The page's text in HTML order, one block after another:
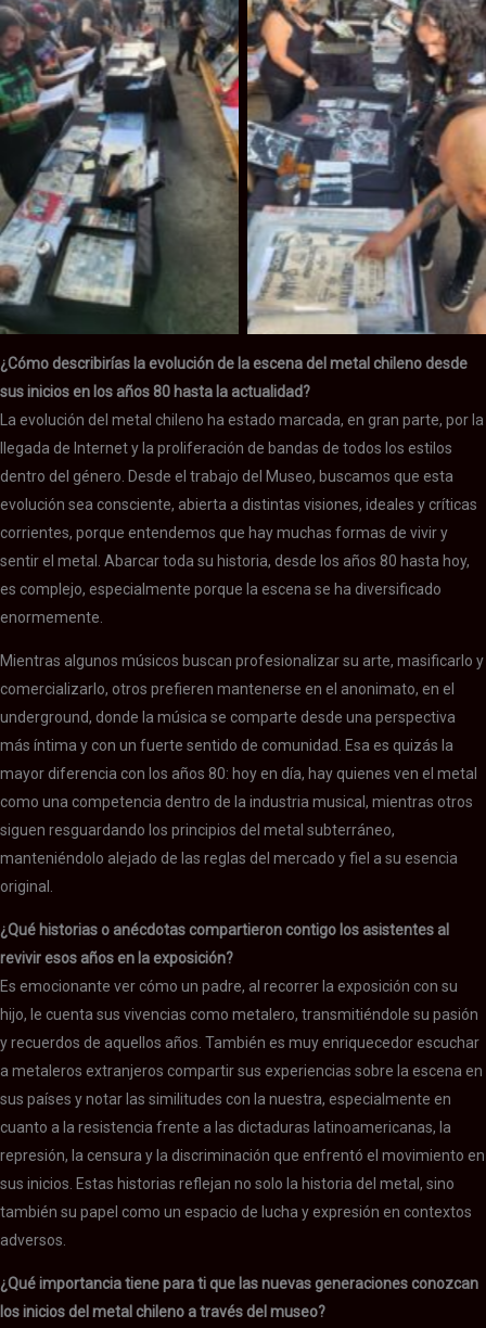
PK Attack PK Attack
¿Cómo describirías la evolución de la escena del metal chileno desde
sus inicios en los años 80 hasta la actualidad?
La evolución del metal chileno ha estado marcada, en gran parte, por la
llegada de Internet y la proliferación de bandas de todos los estilos
dentro del género. Desde el trabajo del Museo, buscamos que esta
evolución sea consciente, abierta a distintas visiones, ideales y críticas
corrientes, porque entendemos que hay muchas formas de vivir y
sentir el metal. Abarcar toda su historia, desde los años 80 hasta hoy,
es complejo, especialmente porque la escena se ha diversificado
enormemente.
Mientras algunos músicos buscan profesionalizar su arte, masificarlo y
comercializarlo, otros prefieren mantenerse en el anonimato, en el
underground, donde la música se comparte desde una perspectiva
más íntima y con un fuerte sentido de comunidad. Esa es quizás la
mayor diferencia con los años 80: hoy en día, hay quienes ven el metal
como una competencia dentro de la industria musical, mientras otros
siguen resguardando los principios del metal subterráneo,
manteniéndolo alejado de las reglas del mercado y fiel a su esencia
original.
¿Qué historias o anécdotas compartieron contigo los asistentes al
revivir esos años en la exposición?
Es emocionante ver cómo un padre, al recorrer la exposición con su
hijo, le cuenta sus vivencias como metalero, transmitiéndole su pasión
y recuerdos de aquellos años. También es muy enriquecedor escuchar
a metaleros extranjeros compartir sus experiencias sobre la escena en
sus países y notar las similitudes con la nuestra, especialmente en
cuanto a la resistencia frente a las dictaduras latinoamericanas, la
represión, la censura y la discriminación que enfrentó el movimiento en
sus inicios. Estas historias reflejan no solo la historia del metal, sino
también su papel como un espacio de lucha y expresión en contextos
adversos.
¿Qué importancia tiene para ti que las nuevas generaciones conozcan
los inicios del metal chileno a través del museo?